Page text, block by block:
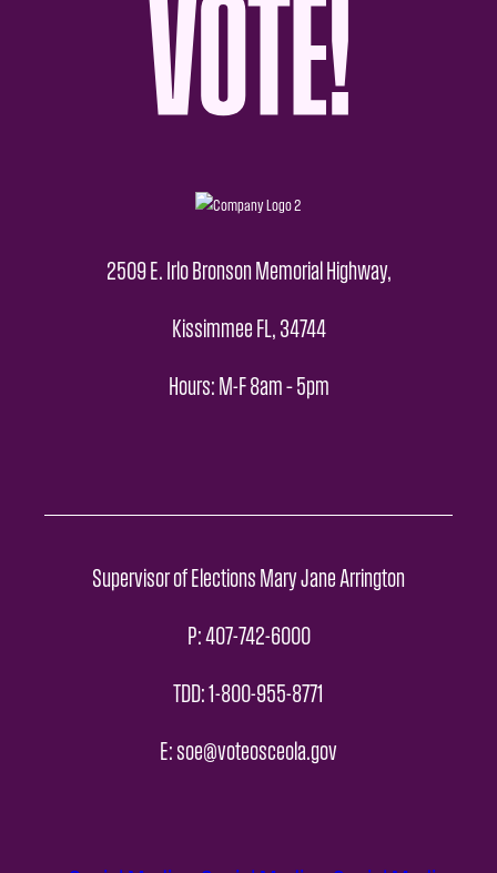
2509 E. Irlo Bronson Memorial Highway,
Kissimmee FL, 34744
Hours: M-F 8am – 5pm
Supervisor of Elections Mary Jane Arrington
P: 407-742-6000
TDD: 1-800-955-8771
E: soe@voteosceola.gov